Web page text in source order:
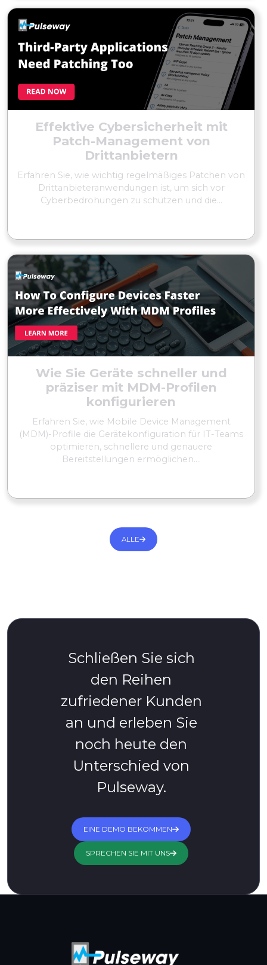
Effektive Cybersicherheit mit
Patch-Management von
Drittanbietern
Erfahren Sie, wie wichtig regelmäßiges Patchen von
Drittanbieteranwendungen ist, um sich vor
Cyberbedrohungen zu schützen und die...
Wie Sie Geräte schneller und
präziser mit MDM-Profilen
konfigurieren
Erfahren Sie, wie Mobile Device Management
(MDM)-Profile die Gerätekonfiguration für IT-Teams
optimieren, schnellere und genauere
Bereitstellungen ermöglichen....
ALLE
Schließen Sie sich
den Reihen
zufriedener Kunden
an und erleben Sie
noch heute den
Unterschied von
Pulseway.
EINE DEMO BEKOMMEN
SPRECHEN SIE MIT UNS